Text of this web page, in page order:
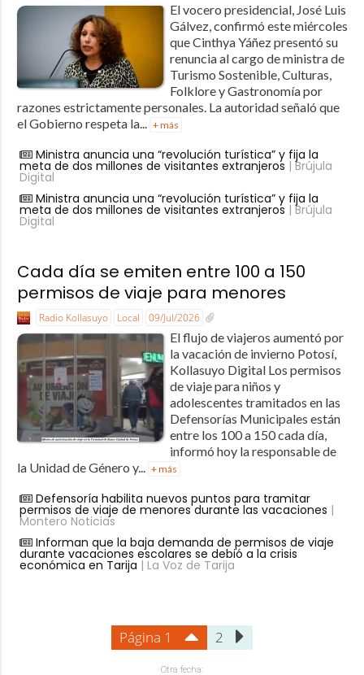
El vocero presidencial, José Luis
Gálvez, confirmó este miércoles
que Cinthya Yáñez presentó su
renuncia al cargo de ministra de
Turismo Sostenible, Culturas,
Folklore y Gastronomía por
razones estrictamente personales. La autoridad señaló que
el Gobierno respeta la... + más
Ministra anuncia una “revolución turística” y fija la
meta de dos millones de visitantes extranjeros | Brújula
Digital
Ministra anuncia una “revolución turística” y fija la
meta de dos millones de visitantes extranjeros | Brújula
Digital
Cada día se emiten entre 100 a 150
permisos de viaje para menores
Radio Kollasuyo Local 09/Jul/2026
El flujo de viajeros aumentó por
la vacación de invierno Potosí,
Kollasuyo Digital Los permisos
de viaje para niños y
adolescentes tramitados en las
Defensorías Municipales están
entre los 100 a 150 cada día,
informó hoy la responsable de
la Unidad de Género y...
+ más
Defensoría habilita nuevos puntos para tramitar
permisos de viaje de menores durante las vacaciones |
Montero Noticias
Informan que la baja demanda de permisos de viaje
durante vacaciones escolares se debió a la crisis
económica en Tarija | La Voz de Tarija
Página 1 2
Otra fecha: